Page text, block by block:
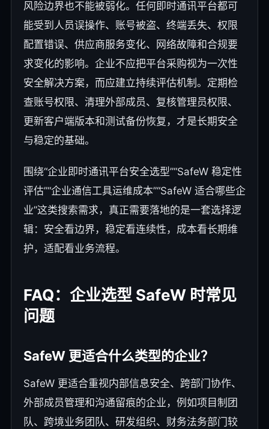
风险边界也不能被弱化。任何即时通讯平台都可
能受到人员误操作、账号被盗、终端丢失、权限
配置错误、供应商服务变化、网络故障和合规要
求变化的影响。企业不应把平台采购视为一次性
安全解决方案，而应建立持续评估机制。定期检
查账号权限、清理外部成员、复核管理员权限、
更新客户端版本和测试备份恢复，才是长期安全
与稳定的基础。
围绕“企业即时通讯平台安全选型”“SafeW 稳定性
评估”“企业通信工具运维成本”“SafeW 适合哪些企
业”这类搜索需求，真正需要落地的是一套选择逻
辑：安全看边界，稳定看连续性，成本看长期维
护，适配看业务流程。
FAQ：企业选型 SafeW 时常见
问题
SafeW 更适合什么类型的企业？
SafeW 更适合重视内部信息安全、跨部门协作、
外部成员管理和沟通留痕的企业，例如项目制团
队、跨境业务团队、研发组织、财务法务部门较